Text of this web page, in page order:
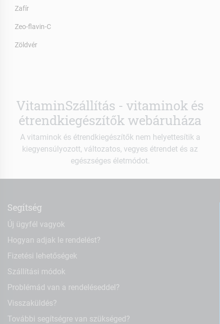
Zafír
Zeo-flavin-C
Zöldvér
VitaminSzállítás - vitaminok és
étrendkiegészítők webáruháza
A vitaminok és étrendkiegészítők nem helyettesítik a
kiegyensúlyozott, változatos, vegyes étrendet és az
egészséges életmódot.
Segítség
Új ügyfél vagyok
Hogyan adjak le rendelést?
Fizetési lehetőségek
Szállítási módok
Problémád van a rendeléseddel?
Visszaküldés?
További segítségre van szükséged?